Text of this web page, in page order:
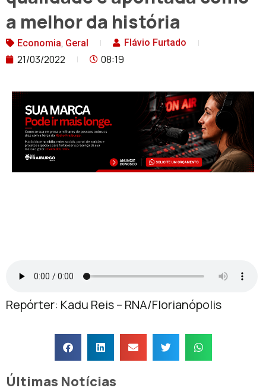
a melhor da história
Economia, Geral Flávio Furtado
21/03/2022 08:19
Repórter: Kadu Reis – RNA/Florianópolis
Últimas Notícias